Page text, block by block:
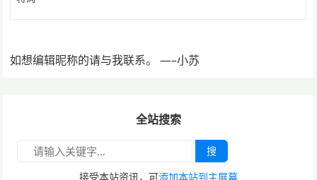
如想编辑昵称的请与我联系。 —–小苏
全站搜索
搜
接受本站资讯，可添加本站到主屏幕